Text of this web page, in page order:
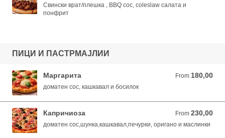
Свински врат/плешка , BBQ сос, coleslaw салата и
понфрит
ПИЦИ И ПАСТРМАЈЛИИ
Маргарита From 180,00
From 180,00 MKD
доматен сос, кашкавал и босилок
Капричиоза From 230,00
From 230,00 MKD
доматен сос,шунка,кашкавал,печурки, оригано и маслинки